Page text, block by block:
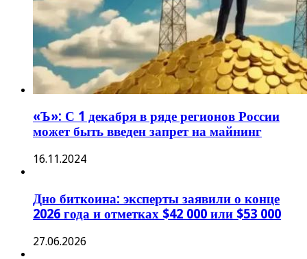
«Ъ»: С 1 декабря в ряде регионов России
может быть введен запрет на майнинг
16.11.2024
Дно биткоина: эксперты заявили о конце
2026 года и отметках $42 000 или $53 000
27.06.2026